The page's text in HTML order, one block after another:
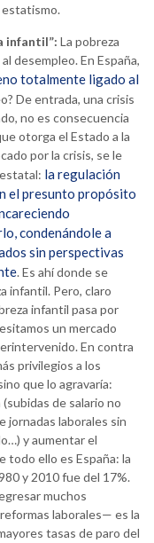
infantil”: La pobreza
desempleo. En España,
totalmente ligado al
De entrada, una crisis
no es consecuencia
otorga el Estado a la
por la crisis, se le
la regulación
el presunto propósito
condenándole a
sin perspectivas
. Es ahí donde se
infantil. Pero, claro
infantil pasa por
un mercado
En contra
privilegios a los
que lo agravaría:
de salario no
jornadas laborales sin
y aumentar el
todo ello es España: la
y 2010 fue del 17%.
muchos
laborales— es la
tasas de paro del